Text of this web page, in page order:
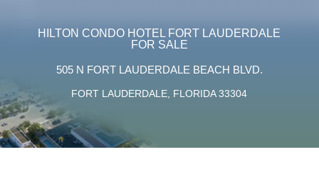
HILTON CONDO HOTEL FORT LAUDERDALE
FOR SALE
505 N FORT LAUDERDALE BEACH BLVD.
FORT LAUDERDALE, FLORIDA 33304